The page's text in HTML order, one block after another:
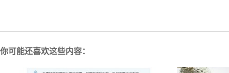
你可能还喜欢这些内容：